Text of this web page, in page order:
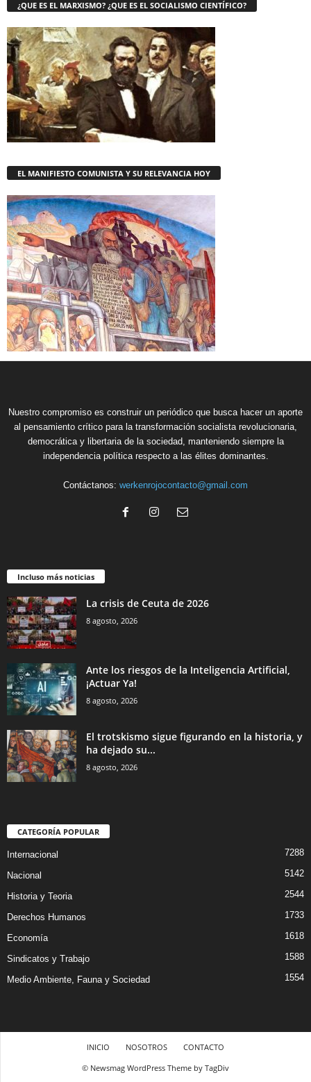
¿QUE ES EL MARXISMO? ¿QUE ES EL SOCIALISMO CIENTÍFICO?
EL MANIFIESTO COMUNISTA Y SU RELEVANCIA HOY
Nuestro compromiso es construir un periódico que busca hacer un aporte
al pensamiento crítico para la transformación socialista revolucionaria,
democrática y libertaria de la sociedad, manteniendo siempre la
independencia política respecto a las élites dominantes.
Contáctanos: werkenrojocontacto@gmail.com
Incluso más noticias
La crisis de Ceuta de 2026
8 agosto, 2026
Ante los riesgos de la Inteligencia Artificial,
¡Actuar Ya!
8 agosto, 2026
El trotskismo sigue figurando en la historia, y
ha dejado su...
8 agosto, 2026
CATEGORÍA POPULAR
Internacional 7288
Nacional 5142
Historia y Teoria 2544
Derechos Humanos 1733
Economía 1618
Sindicatos y Trabajo 1588
Medio Ambiente, Fauna y Sociedad 1554
INICIO NOSOTROS
CONTACTO
© Newsmag WordPress Theme by TagDiv